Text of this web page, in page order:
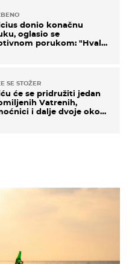
donio konačnu
oglasio se
porukom: "Hvala
SE STOŽER
će se pridružiti jedan
Vatrenih,
i dalje dvoje oko